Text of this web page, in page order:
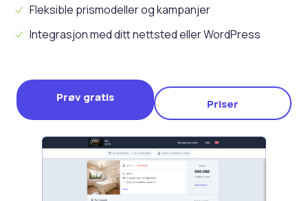
Fleksible prismodeller og kampanjer
Integrasjon med ditt nettsted eller WordPress
Prøv gratis Priser